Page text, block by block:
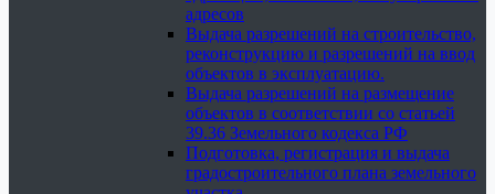
адресов
Выдача разрешений на строительство,
реконструкцию и разрешений на ввод
объектов в эксплуатацию.
Выдача разрешений на размещение
объектов в соответствии со статьей
39.36 Земельного кодекса РФ
Подготовка, регистрация и выдача
градостроительного плана земельного